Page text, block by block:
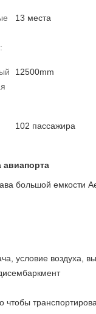
13 места
12500mm
102 пассажира
авиапорта
большой емкости
условие воздуха,